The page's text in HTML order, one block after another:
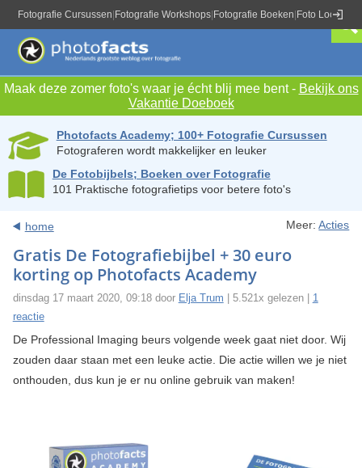
Fotografie Cursussen Fotografie Workshops Fotografie Boeken Foto Locaties
Maak deze zomer foto's waar je écht blij mee bent - Bekijk ons
Vakantie Doeboek
Photofacts Academy; 100+ Fotografie Cursussen
Fotograferen wordt makkelijker en leuker
De Fotobijbels; Boeken over Fotografie
101 Praktische fotografietips voor betere foto's
home Meer:Acties
Gratis De Fotografiebijbel + 30 euro
korting op Photofacts Academy
dinsdag 17 maart 2020, 09:18 door Elja Trum | 5.521x gelezen | 1
reactie
De Professional Imaging beurs volgende week gaat niet door. Wij
zouden daar staan met een leuke actie. Die actie willen we je niet
onthouden, dus kun je er nu online gebruik van maken!